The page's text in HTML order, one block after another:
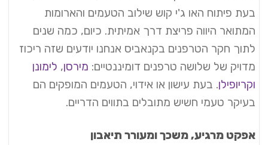
בעת פיתוח האו ג'י קוש שילוב הטעמים והארומות
המתואר היווה פריצת דרך אמיתית. כיום, כמה שנים
לתוך חקר הטרפנים בקנאביס אנחנו יודעים שזה ריכוז
מדויק של שלושה טרפנים דומיננטיים: מירסן, לימונן
וקריופילן. בעת עישון או אידוי, הטעמים המופקים הם
בעיקר טעמי חשיש מתובלים בתווים הדריים.
אפקט מרגיע, משכך ומעורר תיאבון